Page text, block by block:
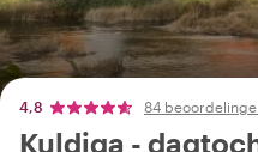
4,8 84
Kuldiga -